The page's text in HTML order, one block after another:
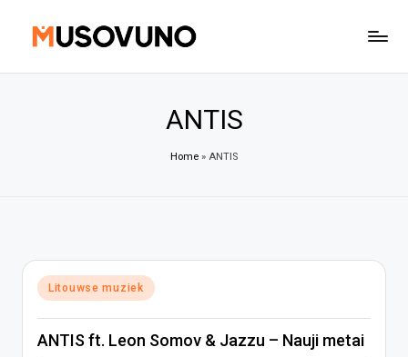
ANTIS
Home » ANTIS
Geplaatst
in
Litouwse muziek
ANTIS ft. Leon Somov & Jazzu – Nauji metai